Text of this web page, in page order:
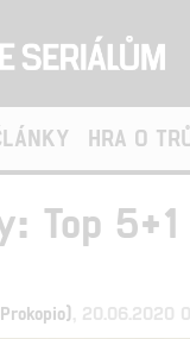
HRA O
Top
, 20.06.2020